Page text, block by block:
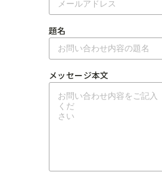
題名
メッセージ本文